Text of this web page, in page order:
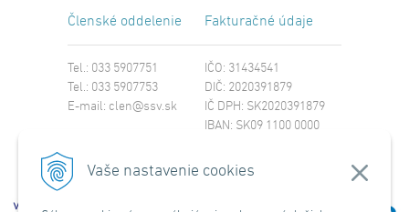
Vaše nastavenie cookies
Členské oddelenie
Tel.: 033 5907751
Tel.: 033 5907753
E-mail: clen@ssv.sk
Fakturačné údaje
IČO: 31434541
DIČ: 2020391879
IČ DPH: SK2020391879
IBAN: SK09 1100 0000
SWIFT: TATRSKBX